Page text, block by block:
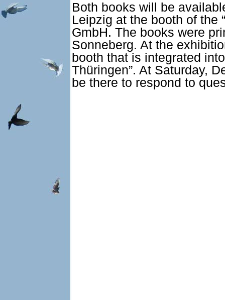
Both books will be
Leipzig at the booth of the
GmbH. The books were
Sonneberg. At the
booth that is integrated
Thüringen”. At Saturday,
be there to respond to